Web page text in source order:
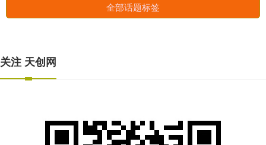
全部话题标签
关注 天创网